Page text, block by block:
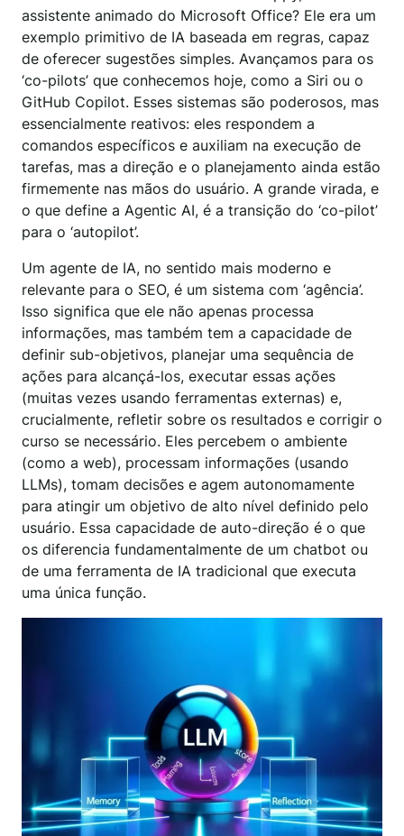
assistente animado do Microsoft Office? Ele era um
exemplo primitivo de IA baseada em regras, capaz
de oferecer sugestões simples. Avançamos para os
‘co-pilots’ que conhecemos hoje, como a Siri ou o
GitHub Copilot. Esses sistemas são poderosos, mas
essencialmente reativos: eles respondem a
comandos específicos e auxiliam na execução de
tarefas, mas a direção e o planejamento ainda estão
firmemente nas mãos do usuário. A grande virada, e
o que define a Agentic AI, é a transição do ‘co-pilot’
para o ‘autopilot’.
Um agente de IA, no sentido mais moderno e
relevante para o SEO, é um sistema com ‘agência’.
Isso significa que ele não apenas processa
informações, mas também tem a capacidade de
definir sub-objetivos, planejar uma sequência de
ações para alcançá-los, executar essas ações
(muitas vezes usando ferramentas externas) e,
crucialmente, refletir sobre os resultados e corrigir o
curso se necessário. Eles percebem o ambiente
(como a web), processam informações (usando
LLMs), tomam decisões e agem autonomamente
para atingir um objetivo de alto nível definido pelo
usuário. Essa capacidade de auto-direção é o que
os diferencia fundamentalmente de um chatbot ou
de uma ferramenta de IA tradicional que executa
uma única função.